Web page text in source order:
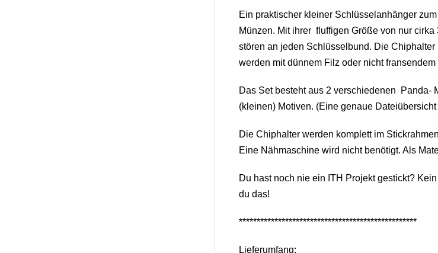
Ein praktischer kleiner Schlüsselanhänger
Münzen. Mit ihrer fluffigen Größe von nur
stören an jeden Schlüsselbund. Die
werden mit dünnem Filz oder nicht
Das Set besteht aus 2 verschiedenen Panda-
(kleinen) Motiven. (Eine genaue
Die Chiphalter werden komplett im
Eine Nähmaschine wird nicht benötigt. Als
Du hast noch nie ein ITH Projekt gestickt?
du das!
**************************************************
Lieferumfang: